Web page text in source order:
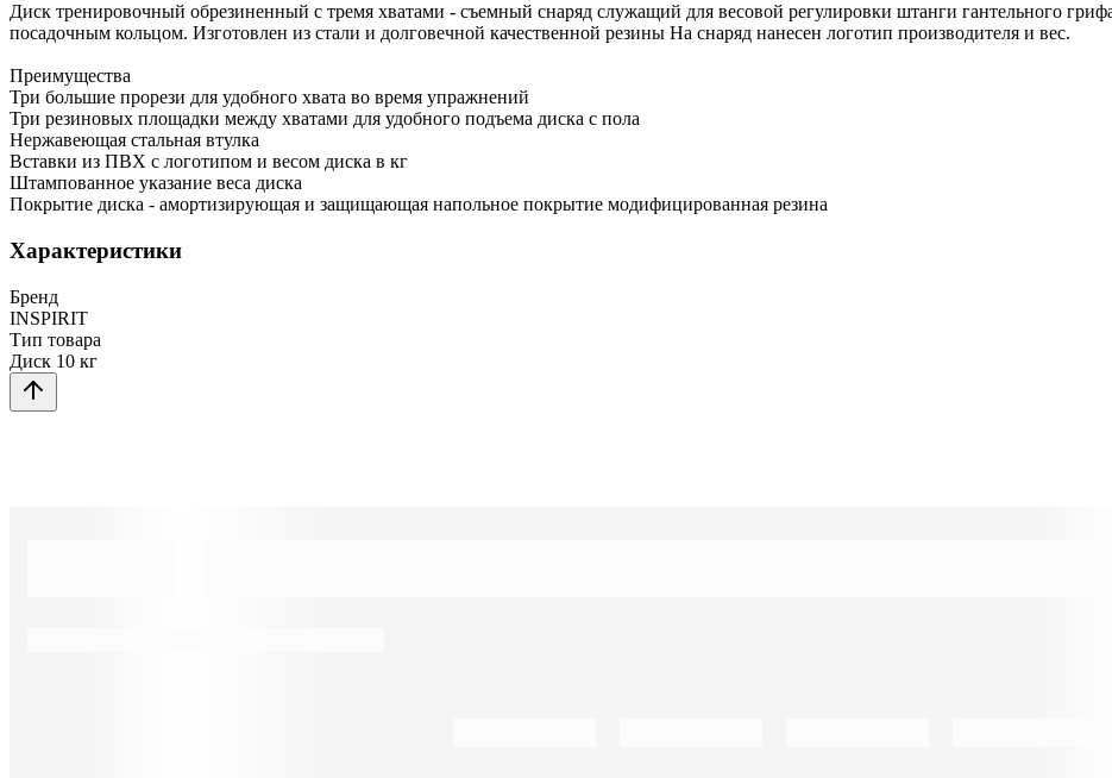
Диск тренировочный обрезиненный с тремя хватами - съемный снаряд служащий для весовой регулировки штанги гантельного
посадочным кольцом. Изготовлен из стали и долговечной качественной резины На снаряд нанесен логотип производителя и вес.
Преимущества
Три большие прорези для удобного хвата во время упражнений
Три резиновых площадки между хватами для удобного подъема диска с пола
Нержавеющая стальная втулка
Вставки из ПВХ с логотипом и весом диска в кг
Штампованное указание веса диска
Покрытие диска - амортизирующая и защищающая напольное покрытие модифицированная резина
Характеристики
Бренд
INSPIRIT
Тип товара
Диск 10 кг